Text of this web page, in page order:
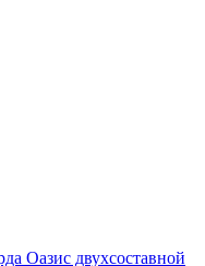
Оазис двухсоставной